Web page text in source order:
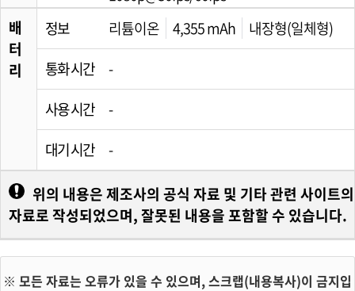
배
터
리
정보 리튬이온 4,355 mAh
내장형(일체형)
통화 시간
-
사용 시간
-
대기 시간
-
위의 내용은 제조사의 공식 자료 및 기타 관련 사이트의
자료로 작성되었으며, 잘못된 내용을 포함할 수 있습니다.
※ 모든 자료는 오류가 있을 수 있으며, 스크랩(내용복사)이 금지입